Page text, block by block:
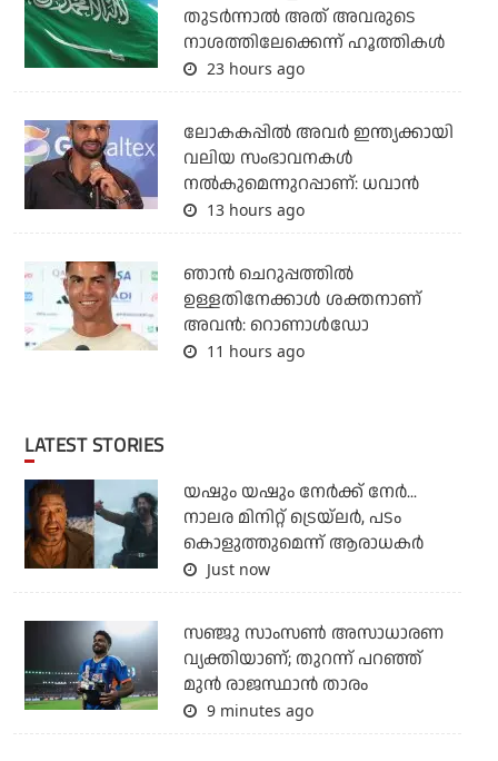
തുടര്‍ന്നാല്‍ അത് അവരുടെ
നാശത്തിലേക്കെന്ന് ഹൂത്തികള്‍
23 hours ago
ലോകകപ്പിൽ അവര്‍ ഇന്ത്യക്കായി
വലിയ സംഭാവനകള്‍
നല്‍കുമെന്നുറപ്പാണ്: ധവാന്‍
13 hours ago
ഞാന്‍ ചെറുപ്പത്തില്‍
ഉള്ളതിനേക്കാള്‍ ശക്തനാണ്
അവന്‍: റൊണാള്‍ഡോ
11 hours ago
LATEST STORIES
യഷും യഷും നേര്‍ക്ക് നേര്‍...
നാലര മിനിറ്റ് ട്രെയ്‌ലര്‍, പടം
കൊളുത്തുമെന്ന് ആരാധകര്‍
Just now
സഞ്ജു സാംസണ്‍ അസാധാരണ
വ്യക്തിയാണ്; തുറന്ന് പറഞ്ഞ്
മുന്‍ രാജസ്ഥാന്‍ താരം
9 minutes ago